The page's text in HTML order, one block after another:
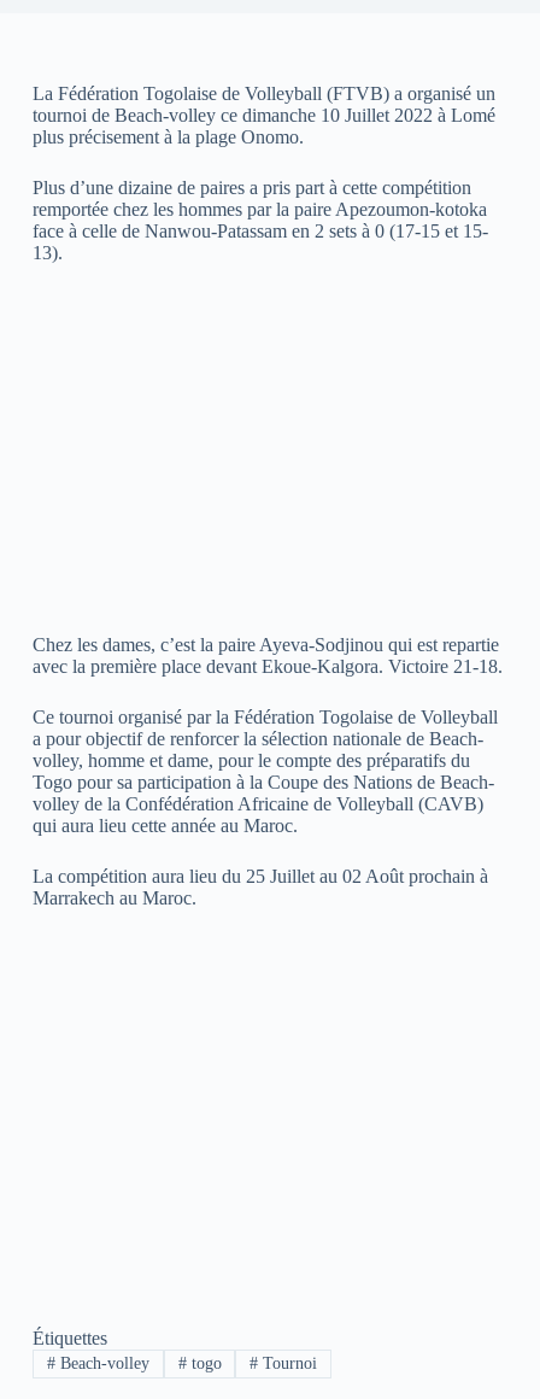
La Fédération Togolaise de Volleyball (FTVB) a organisé un
tournoi de Beach-volley ce dimanche 10 Juillet 2022 à Lomé
plus précisement à la plage Onomo.
Plus d’une dizaine de paires a pris part à cette compétition
remportée chez les hommes par la paire Apezoumon-kotoka
face à celle de Nanwou-Patassam en 2 sets à 0 (17-15 et 15-
13).
Chez les dames, c’est la paire Ayeva-Sodjinou qui est repartie
avec la première place devant Ekoue-Kalgora. Victoire 21-18.
Ce tournoi organisé par la Fédération Togolaise de Volleyball
a pour objectif de renforcer la sélection nationale de Beach-
volley, homme et dame, pour le compte des préparatifs du
Togo pour sa participation à la Coupe des Nations de Beach-
volley de la Confédération Africaine de Volleyball (CAVB)
qui aura lieu cette année au Maroc.
La compétition aura lieu du 25 Juillet au 02 Août prochain à
Marrakech au Maroc.
Étiquettes
#Beach-volley #togo # Tournoi